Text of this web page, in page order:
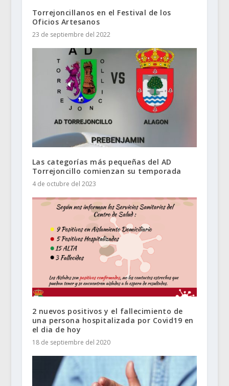
Torrejoncillanos en el Festival de los
Oficios Artesanos
23 de septiembre del 2022
Las categorías más pequeñas del AD
Torrejoncillo comienzan su temporada
4 de octubre del 2023
2 nuevos positivos y el fallecimiento de
una persona hospitalizada por Covid19 en
el dia de hoy
18 de septiembre del 2020